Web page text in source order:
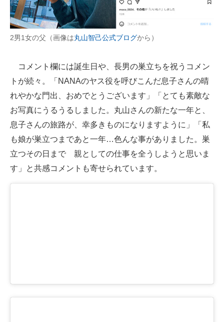
2男1女の父（画像は丸山智己公式ブログから）
コメント欄には誕生日や、長男の巣立ちを祝うコメン
トが続々。「NANAのヤス役を呼びこんだ息子さんの晴
れやかな門出、おめでとうございます」「とても素敵な
お写真にうるうるしました。丸山さんの新たな一年と、
息子さんの旅路が、幸多きものになりますように」「私
も娘が巣立つまであと一年…色んな事がありました。巣
立つその日まで 親としての仕事を全うしようと思いま
す」と共感コメントも寄せられています。